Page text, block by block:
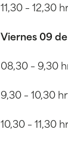
11,30 – 12,30
Viernes 09
08,30 – 9,30
9,30 – 10,30
10,30 – 11,30